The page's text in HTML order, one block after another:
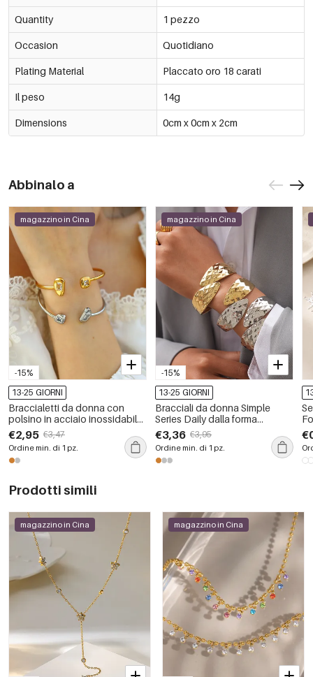
Quantity 1 pezzo
Occasion Quotidiano
Plating Material Placcato oro 18 carati
Il peso 14g
Dimensions 0cm x 0cm x 2cm
Abbinalo a
-15%
magazzino in Cina
13-25 GIORNI
Braccialetti da donna con
polsino in acciaio inossidabile,
impermeabili, color oro, con
zirconi, dalla forma irregolare
€2,95 €3,47
Ordine min. di 1 pz.
-15%
magazzino in Cina
13-25 GIORNI
Bracciali da donna Simple
Series Daily dalla forma
irregolare, in acciaio
inossidabile, impermeabili,
colore oro.
€3,36 €3,95
Ordine min. di 1 pz.
Prodotti simili
magazzino in Cina magazzino in Cina